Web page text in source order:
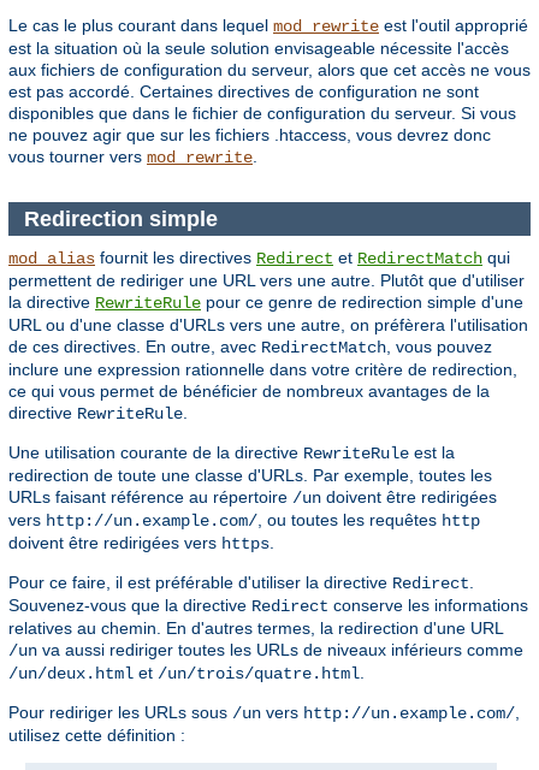
Le cas le plus courant dans lequel mod_rewrite est l'outil approprié
est la situation où la seule solution envisageable nécessite l'accès
aux fichiers de configuration du serveur, alors que cet accès ne vous
est pas accordé. Certaines directives de configuration ne sont
disponibles que dans le fichier de configuration du serveur. Si vous
ne pouvez agir que sur les fichiers .htaccess, vous devrez donc
vous tourner vers mod_rewrite
Redirection simple
mod_alias fournit les directives Redirect et RedirectMatch qui
permettent de rediriger une URL vers une autre. Plutôt que d'utiliser
la directive RewriteRule pour ce genre de redirection simple d'une
URL ou d'une classe d'URLs vers une autre, on préfèrera l'utilisation
de ces directives. En outre, avec RedirectMatch , vous pouvez
inclure une expression rationnelle dans votre critère de redirection,
ce qui vous permet de bénéficier de nombreux avantages de la
directive RewriteRule
Une utilisation courante de la directive RewriteRule est la
redirection de toute une classe d'URLs. Par exemple, toutes les
URLs faisant référence au répertoire /un doivent être redirigées
vers http://un.example.com/ , ou toutes les requêtes http
doivent être redirigées vers https
Pour ce faire, il est préférable d'utiliser la directive Redirect
Souvenez-vous que la directive Redirect conserve les informations
relatives au chemin. En d'autres termes, la redirection d'une URL
/un va aussi rediriger toutes les URLs de niveaux inférieurs comme
/un/deux.html et /un/trois/quatre.html
Pour rediriger les URLs sous /un vers http://un.example.com/
utilisez cette définition :